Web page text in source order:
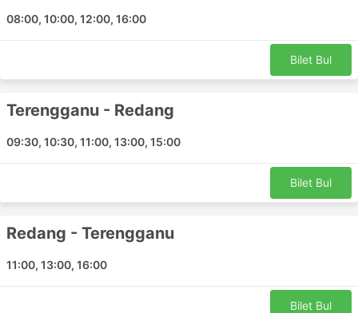
Aeromarine Boat Services feribotlarıyla ulaşabileceğiniz
bazı ana iskelelerin listesi buradadır. Gitmeden önce
Perhentian Adası
Marang Jetty
Aeromarine Boat Services Popüler
Aeromarine Boat Services tarafından kapsanan en
popüler deniz rotaları bunlarla sınırlı olmamak üzere
08:00, 10:00, 12:00, 16:00
Bilet Bul
Terengganu - Redang
09:30, 10:30, 11:00, 13:00, 15:00
Bilet Bul
Redang - Terengganu
11:00, 13:00, 16:00
Bilet Bul